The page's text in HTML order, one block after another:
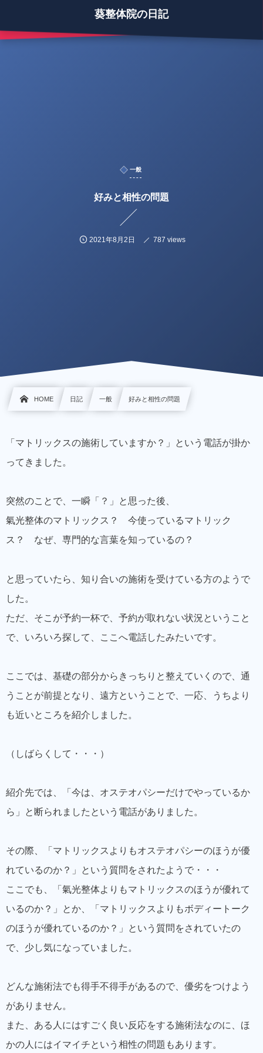
葵整体院の日記
一般
好みと相性の問題
2021年8月2日 787 views
HOME 日記 一般 好みと相性の問題
「マトリックスの施術していますか？」という電話が掛か
ってきました。
突然のことで、一瞬「？」と思った後、
氣光整体のマトリックス？ 今使っているマトリック
ス？ なぜ、専門的な言葉を知っているの？
と思っていたら、知り合いの施術を受けている方のようで
した。
ただ、そこが予約一杯で、予約が取れない状況ということ
で、いろいろ探して、ここへ電話したみたいです。
ここでは、基礎の部分からきっちりと整えていくので、通
うことが前提となり、遠方ということで、一応、うちより
も近いところを紹介しました。
（しばらくして・・・）
紹介先では、「今は、オステオパシーだけでやっているか
ら」と断られましたという電話がありました。
その際、「マトリックスよりもオステオパシーのほうが優
れているのか？」という質問をされたようで・・・
ここでも、「氣光整体よりもマトリックスのほうが優れて
いるのか？」とか、「マトリックスよりもボディートーク
のほうが優れているのか？」という質問をされていたの
で、少し気になっていました。
どんな施術法でも得手不得手があるので、優劣をつけよう
がありません。
また、ある人にはすごく良い反応をする施術法なのに、ほ
かの人にはイマイチという相性の問題もあります。